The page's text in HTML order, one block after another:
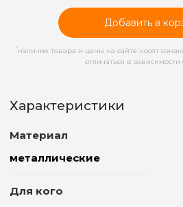
Добавить в
* наличие товара и цены на сайте носят
отличаться в зависимости
Характеристики
Материал
металлические
Для кого